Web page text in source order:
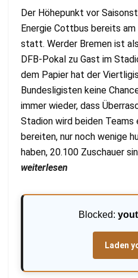
Der Höhepunkt vor
Energie Cottbus bereits
statt. Werder Bremen ist
DFB-Pokal zu Gast im
dem Papier hat der
Bundesligisten keine
immer wieder, dass
Stadion wird beiden Teams
bereiten, nur noch wenige
haben, 20.100 Zuschauer
weiterlesen
Blocked:
Laden